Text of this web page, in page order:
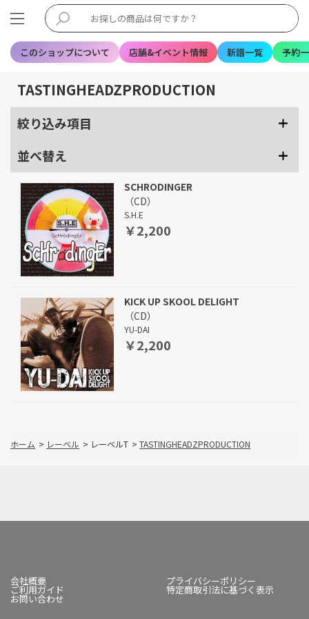
このショップについて 店舗&イベント情報 新譜一覧 予約
TASTINGHEADZPRODUCTION
絞り込み項目
並べ替え
SCHRODINGER
（CD）
S.H.E
￥2,200
KICK UP SKOOL DELIGHT
（CD）
YU-DAI
￥2,200
ホーム > レーベル > レーベルT > TASTINGHEADZPRODUCTION
会社概要 プライバシーポリシー
ご利用ガイド 特定商取引法に基づく表示
お問い合わせ